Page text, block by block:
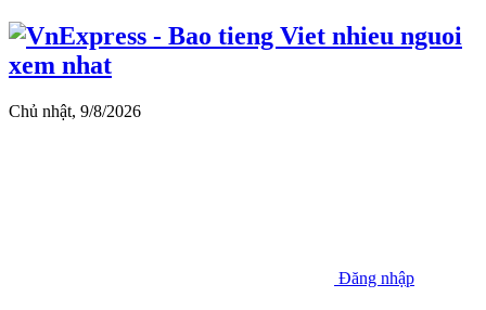
Chủ nhật, 9/8/2026
Đăng nhập